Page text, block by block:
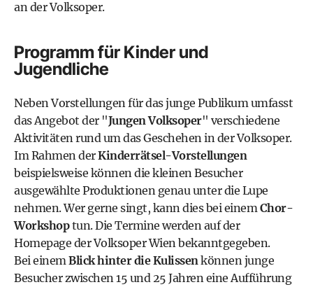
an der Volksoper.
Programm für Kinder und
Jugendliche
Neben Vorstellungen für das junge Publikum umfasst
das Angebot der "Jungen Volksoper" verschiedene
Aktivitäten rund um das Geschehen in der Volksoper.
Im Rahmen derKinderrätsel-Vorstellungen
beispielsweise können die kleinen Besucher
ausgewählte Produktionen genau unter die Lupe
nehmen. Wer gerne singt, kann dies bei einem Chor-
Workshoptun. Die Termine werden auf der
Homepage der Volksoper Wien bekanntgegeben.
Bei einem Blick hinter die Kulissen können junge
Besucher zwischen 15 und 25 Jahren eine Aufführung